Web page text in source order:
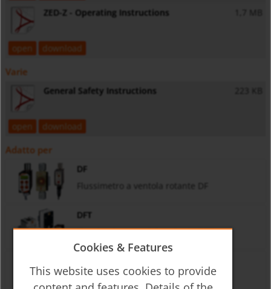
ZED-Z - Operating Instructions
1,7 MB
open download
Varie
General Safety Instructions 223 KB
open download
Adatto per
DF
Flussimetro a ventola rotante DF
DFT
Flussimetro a ventola rotante DFT
Flussimetro a ruote ovali OVZ
Cookies & Features
This website uses cookies to provide